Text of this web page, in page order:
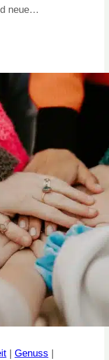
neue…
| Genuss |